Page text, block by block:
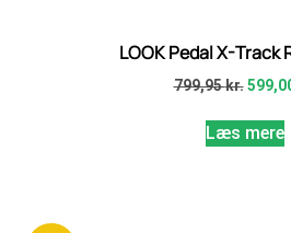
LOOK Pedal X-Track
799,95kr.
Læs mere